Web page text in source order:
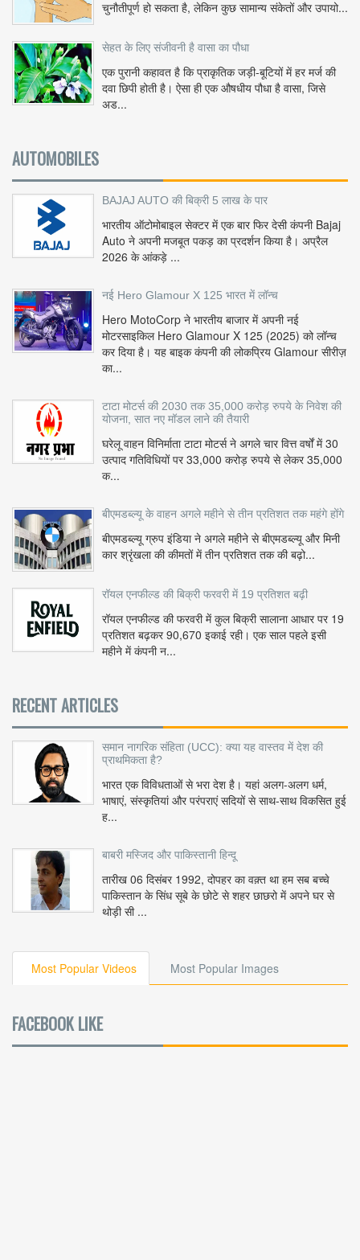
चुनौतीपूर्ण हो सकता है, लेकिन कुछ सामान्य संकेतों और उपायो...
सेहत के लिए संजीवनी है वासा का पौधा
एक पुरानी कहावत है कि प्राकृतिक जड़ी-बूटियों में हर मर्ज की
दवा छिपी होती है। ऐसा ही एक औषधीय पौधा है वासा, जिसे
अड...
AUTOMOBILES
BAJAJ AUTO की बिक्री 5 लाख के पार
भारतीय ऑटोमोबाइल सेक्टर में एक बार फिर देसी कंपनी Bajaj
Auto ने अपनी मजबूत पकड़ का प्रदर्शन किया है। अप्रैल
2026 के आंकड़े ...
नई Hero Glamour X 125 भारत में लॉन्च
Hero MotoCorp ने भारतीय बाजार में अपनी नई
मोटरसाइकिल Hero Glamour X 125 (2025) को लॉन्च
कर दिया है। यह बाइक कंपनी की लोकप्रिय Glamour सीरीज़
का...
टाटा मोटर्स की 2030 तक 35,000 करोड़ रुपये के निवेश की
योजना, सात नए मॉडल लाने की तैयारी
घरेलू वाहन विनिर्माता टाटा मोटर्स ने अगले चार वित्त वर्षों में 30
उत्पाद गतिविधियों पर 33,000 करोड़ रुपये से लेकर 35,000
क...
बीएमडब्ल्यू के वाहन अगले महीने से तीन प्रतिशत तक महंगे होंगे
बीएमडब्ल्यू ग्रुप इंडिया ने अगले महीने से बीएमडब्ल्यू और मिनी
कार श्रृंखला की कीमतों में तीन प्रतिशत तक की बढ़ो...
रॉयल एनफील्ड की बिक्री फरवरी में 19 प्रतिशत बढ़ी
रॉयल एनफील्ड की फरवरी में कुल बिक्री सालाना आधार पर 19
प्रतिशत बढ़कर 90,670 इकाई रही। एक साल पहले इसी
महीने में कंपनी न...
RECENT ARTICLES
समान नागरिक संहिता (UCC): क्या यह वास्तव में देश की
प्राथमिकता है?
भारत एक विविधताओं से भरा देश है। यहां अलग-अलग धर्म,
भाषाएं, संस्कृतियां और परंपराएं सदियों से साथ-साथ विकसित हुई
ह...
बाबरी मस्जिद और पाकिस्तानी हिन्दू
तारीख 06 दिसंबर 1992, दोपहर का वक़्त था हम सब बच्चे
पाकिस्तान के सिंध सूबे के छोटे से शहर छाछरो में अपने घर से
थोड़ी सी ...
Most Popular Videos Most Popular Images
FACEBOOK LIKE